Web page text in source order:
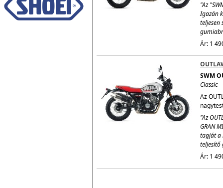
"Az
Igazán
teljesen
Ár: 1
SWM
Classic
Az
"Az
GRAN
tagját a
teljesítő
Ár: 1